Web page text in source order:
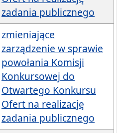
zadania publicznego
zmieniające
zarządzenie w sprawie
powołania Komisji
Konkursowej do
Otwartego Konkursu
Ofert na realizację
zadania publicznego